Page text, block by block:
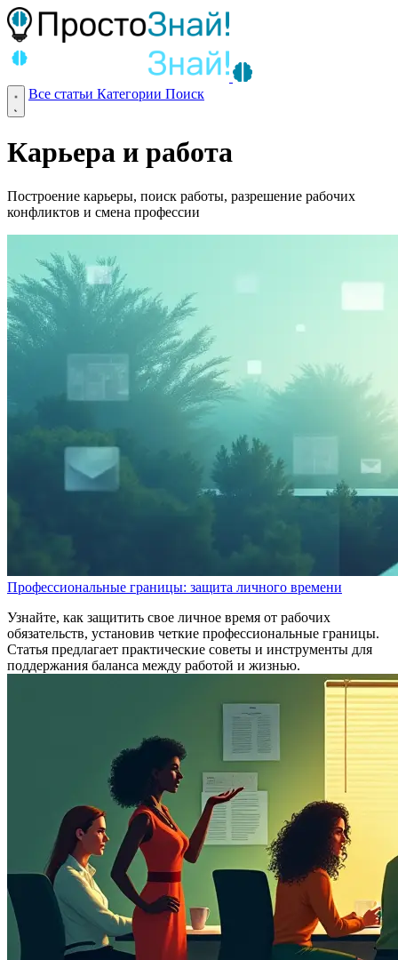
Все статьи Категории Поиск
Карьера и работа
Построение карьеры, поиск работы, разрешение рабочих
конфликтов и смена профессии
Профессиональные границы: защита личного времени
Узнайте, как защитить свое личное время от рабочих
обязательств, установив четкие профессиональные границы.
Статья предлагает практические советы и инструменты для
поддержания баланса между работой и жизнью.